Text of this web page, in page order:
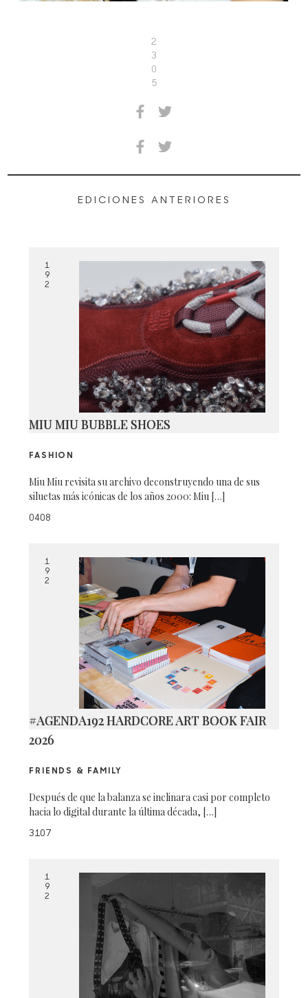
2
3
0
5
EDICIONES ANTERIORES
1
9
2
MIU MIU BUBBLE SHOES
FASHION
Miu Miu revisita su archivo deconstruyendo una de sus
siluetas más icónicas de los años 2000: Miu […]
0408
1
9
2
#AGENDA192 HARDCORE ART BOOK FAIR
2026
FRIENDS & FAMILY
Después de que la balanza se inclinara casi por completo
hacia lo digital durante la última década, […]
3107
1
9
2